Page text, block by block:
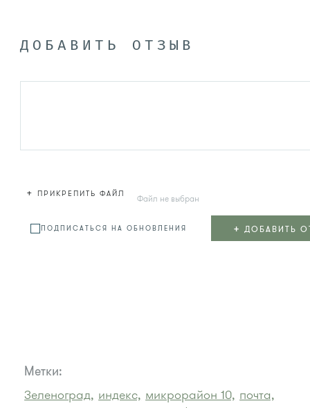
ДОБАВИТЬ ОТЗЫВ
+ ПРИКРЕПИТЬ ФАЙЛ Файл не выбран
ПОДПИСАТЬСЯ НА ОБНОВЛЕНИЯ + ДОБАВИТЬ
Метки:
Зеленоград, индекс, микрорайон 10, почта,